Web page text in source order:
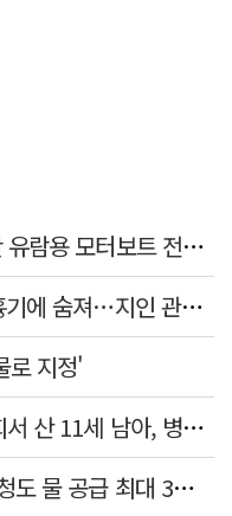
전남 여수 오동도 해상서 5명 탄 유람용 모터보트 전복…2명 숨져
서울 면목동서 60대 남성 2명 흉기에 숨져…지인 관계로 추정
로 지정'
"침대에 결박, 탈진"…평생 교회서 산 11세 남아, 병원 이송 끝 숨져
박권현 청도군수, 국무총리에 "청도 물 공급 최대 3만t 늘려달라"